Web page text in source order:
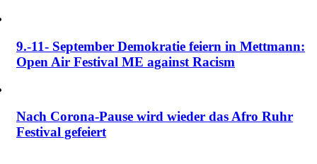
9.-11- September Demokratie feiern in Mettmann:
Open Air Festival ME against Racism
Nach Corona-Pause wird wieder das Afro Ruhr
Festival gefeiert